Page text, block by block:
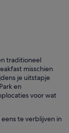
traditioneel
misschien
je uitstapje
en
voor wat
te verblijven in